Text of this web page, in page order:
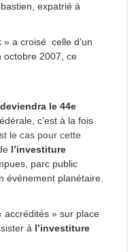
expatrié à
» a croisé celle d’un
octobre 2007, ce
le 44e
c’est à la fois
le cas pour cette
l’investiture
parc public
événement planétaire.
accrédités » sur place
à l’investiture